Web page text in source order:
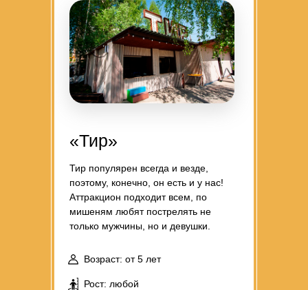
Тир популярен всегда и везде,
поэтому, конечно, он есть и у нас!
Аттракцион подходит всем, по
мишеням любят пострелять не
только мужчины, но и девушки.
«Тир»
Возраст: от 5 лет
Рост: любой